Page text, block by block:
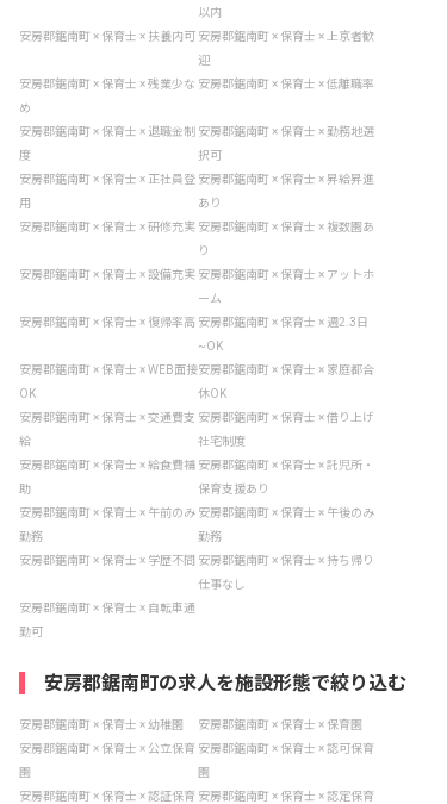
以内
安房郡鋸南町 × 保育士 × 扶養内可 安房郡鋸南町 × 保育士 × 上京者歓
迎
安房郡鋸南町 × 保育士 × 残業少な
め
安房郡鋸南町 × 保育士 × 低離職率
安房郡鋸南町 × 保育士 × 退職金制
度
安房郡鋸南町 × 保育士 × 勤務地選
択可
安房郡鋸南町 × 保育士 × 正社員登
用
安房郡鋸南町 × 保育士 × 昇給昇進
あり
安房郡鋸南町 × 保育士 × 研修充実 安房郡鋸南町 × 保育士 × 複数園あ
り
安房郡鋸南町 × 保育士 × 設備充実 安房郡鋸南町 × 保育士 × アットホ
ーム
安房郡鋸南町 × 保育士 × 復帰率高 安房郡鋸南町 × 保育士 × 週2.3日
~OK
安房郡鋸南町 × 保育士 × WEB面接
OK
安房郡鋸南町 × 保育士 × 家庭都合
休OK
安房郡鋸南町 × 保育士 × 交通費支
給
安房郡鋸南町 × 保育士 × 借り上げ
社宅制度
安房郡鋸南町 × 保育士 × 給食費補
助
安房郡鋸南町 × 保育士 × 託児所・
保育支援あり
安房郡鋸南町 × 保育士 × 午前のみ
勤務
安房郡鋸南町 × 保育士 × 午後のみ
勤務
安房郡鋸南町 × 保育士 × 学歴不問 安房郡鋸南町 × 保育士 × 持ち帰り
仕事なし
安房郡鋸南町 × 保育士 × 自転車通
勤可
安房郡鋸南町の求人を施設形態で絞り込む
安房郡鋸南町 × 保育士 × 幼稚園
安房郡鋸南町 × 保育士 × 保育園
安房郡鋸南町 × 保育士 × 公立保育
園
安房郡鋸南町 × 保育士 × 認可保育
園
安房郡鋸南町 × 保育士 × 認証保育 安房郡鋸南町 × 保育士 × 認定保育